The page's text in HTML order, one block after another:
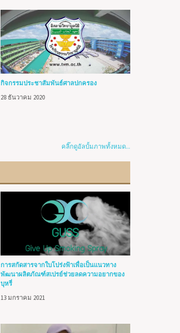
กิจกรรมประชาสัมพันธ์ศาลปกครอง
28 ธันวาคม 2020
คลิ๊กดูอัลบั้มภาพทั้งหมด...
การสกัดสารจากใบโปร่งฟ้าเพื่อเป็นแนวทาง
พัฒนาผลิตภัณฑ์สเปรย์ช่วยลดความอยากของ
บุหรี่
13 มกราคม 2021